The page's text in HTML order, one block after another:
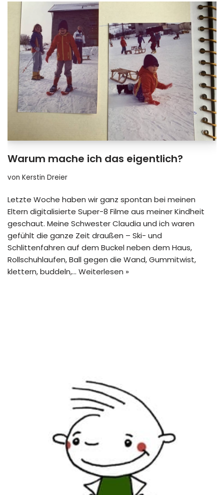
Warum mache ich das eigentlich?
von Kerstin Dreier
Letzte Woche haben wir ganz spontan bei meinen
Eltern digitalisierte Super-8 Filme aus meiner Kindheit
geschaut. Meine Schwester Claudia und ich waren
gefühlt die ganze Zeit draußen – Ski- und
Schlittenfahren auf dem Buckel neben dem Haus,
Rollschuhlaufen, Ball gegen die Wand, Gummitwist,
klettern, buddeln,… Weiterlesen »